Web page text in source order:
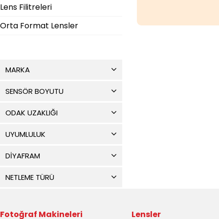
Lens Filitreleri
Orta Format Lensler
MARKA
SENSÖR BOYUTU
ODAK UZAKLIĞI
UYUMLULUK
DİYAFRAM
NETLEME TÜRÜ
Fotoğraf Makineleri Lensler